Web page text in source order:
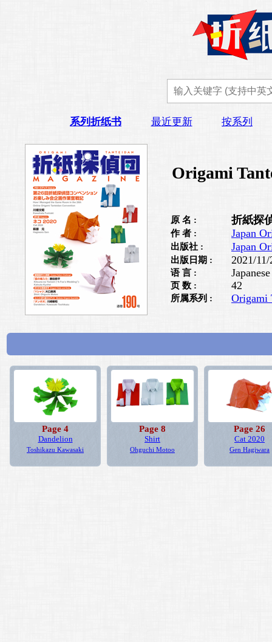
系列折纸书 最近更新 按系列
Origami
原 名 : 折紙探
作 者 : Japan
出版社 : Japan
出版日期 : 2021/11/
语 言 : Japanese
页 数 : 42
所属系列 : Origami
Page 4
Dandelion
Toshikazu Kawasaki
Page 8
Shirt
Ohguchi Motoo
Page 26
Cat 2020
Gen Hagiwara